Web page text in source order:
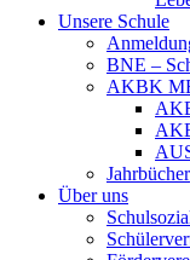
Unsere Schule
BNE –
AKBK
Jahrbücher
Über uns